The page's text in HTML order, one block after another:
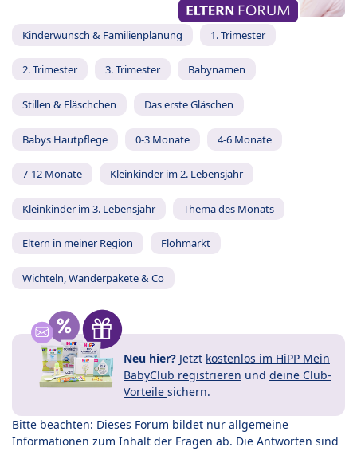
Kinderwunsch & Familienplanung 1. Trimester
2. Trimester 3. Trimester Babynamen
Stillen & Fläschchen Das erste Gläschen
Babys Hautpflege 0-3 Monate 4-6 Monate
7-12 Monate Kleinkinder im 2. Lebensjahr
Kleinkinder im 3. Lebensjahr Thema des Monats
Eltern in meiner Region Flohmarkt
Wichteln, Wanderpakete & Co
Neu hier? Jetzt kostenlos im HiPP Mein
BabyClub registrieren und deine Club-
Vorteile sichern.
Bitte beachten: Dieses Forum bildet nur allgemeine
Informationen zum Inhalt der Fragen ab. Die Antworten sind